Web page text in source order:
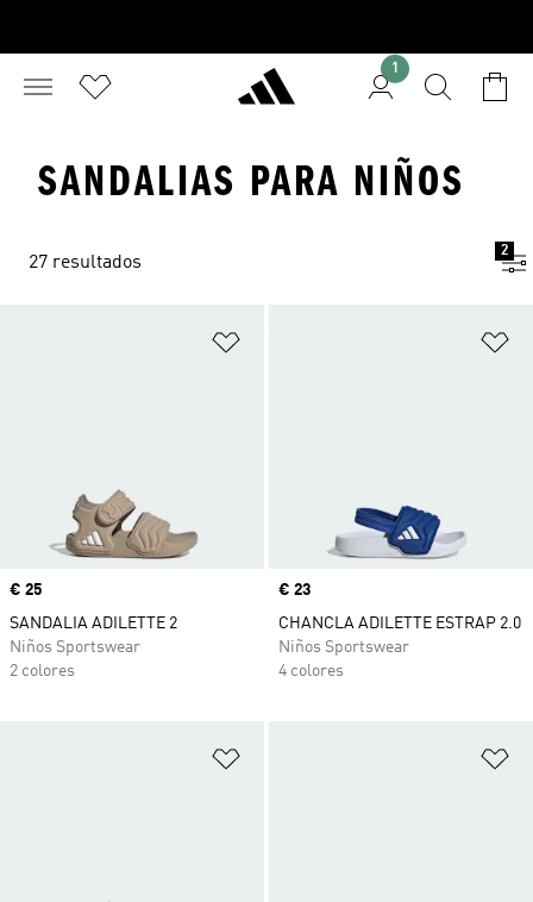
1
SANDALIAS PARA NIÑOS
27 resultados
2
Precio
€ 25
SANDALIA ADILETTE 2
Niños Sportswear
2 colores
Precio
€ 23
CHANCLA ADILETTE ESTRAP 2.0
Niños Sportswear
4 colores